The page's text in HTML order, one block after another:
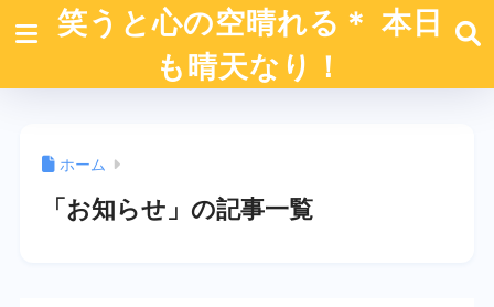
笑うと心の空晴れる＊ 本日
も晴天なり！
ホーム
「お知らせ」の記事一覧